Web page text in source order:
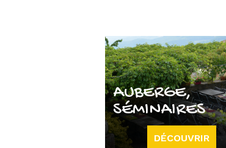
AUBERGE,
SÉMINAIRES
DÉCOUVRIR